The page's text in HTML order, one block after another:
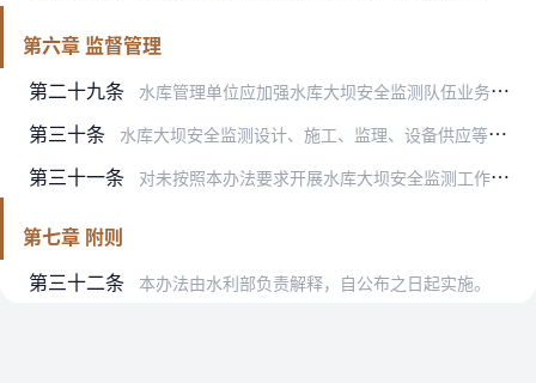
第六章 监督管理
第二十九条
水库管理单位应加强水库大坝安全监测队伍业务培训，提高水库大坝安全监测设施建设与运行维护水平。
第三十条 水库大坝安全监测设计、施工、监理、设备供应等单位和从业人员纳入水利建设市场经营主体信用信息管理。
第三十一条 对未按照本办法要求开展水库大坝安全监测工作的，应限期督促整改。出现质量安全问题、造成严重后果的，依法依规对有关单位和责任人实施责任追究。
第七章 附则
第三十二条
本办法由水利部负责解释，自公布之日起实施。